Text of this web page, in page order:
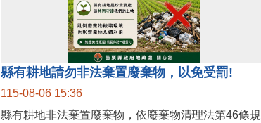
縣有耕地請勿非法棄置廢棄物，以免受罰!
115-08-06 15:36
縣有耕地非法棄置廢棄物，依廢棄物清理法第46條規